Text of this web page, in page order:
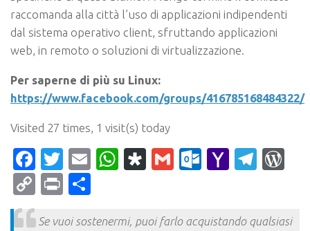
raccomanda alla città l’uso di applicazioni indipendenti
dal sistema operativo client, sfruttando applicazioni
web, in remoto o soluzioni di virtualizzazione.
Per saperne di più su Linux:
https://www.facebook.com/groups/416785168484322/
Visited 27 times, 1 visit(s) today
Facebook
Twitter
EmailWhatsApp
Diaspora
Gmail Yahoo
CopyPrint
Se vuoi sostenermi, puoi farlo acquistando qualsiasi